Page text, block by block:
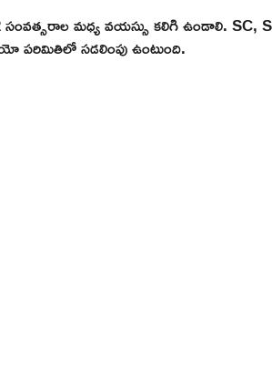
సంవత్సరాల మధ్య వయస్సు కలిగి ఉండాలి. SC,
పరిమితిలో సడలింపు ఉంటుంది.